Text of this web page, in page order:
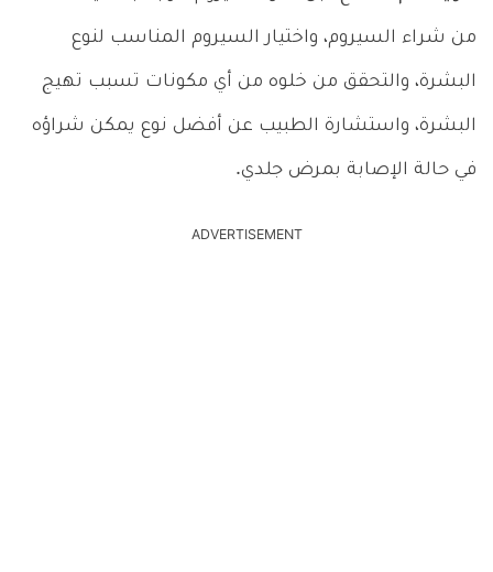
من شراء السيروم، واختيار السيروم المناسب لنوع
البشرة، والتحقق من خلوه من أي مكونات تسبب تهيج
البشرة، واستشارة الطبيب عن أفضل نوع يمكن شراؤه
في حالة الإصابة بمرض جلدي.
ADVERTISEMENT